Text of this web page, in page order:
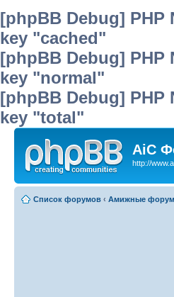
[phpBB Debug] PHP
key "cached"
[phpBB Debug] PHP
key "normal"
[phpBB Debug] PHP
key "total"
AiC
http://
Список форумов ‹ Амижные